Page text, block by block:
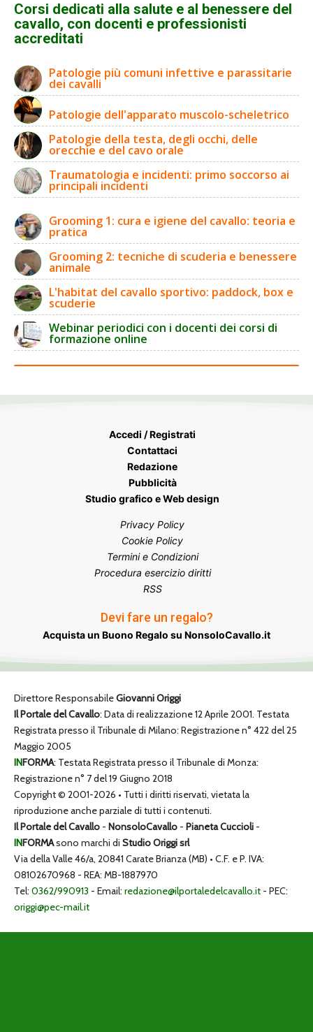
Corsi dedicati alla salute e al benessere del
cavallo, con docenti e professionisti
accreditati
Patologie più comuni infettive e parassitarie
dei cavalli
Patologie dell'apparato muscolo-scheletrico
Patologie della testa, degli occhi, delle
orecchie e del cavo orale
Traumatologia e incidenti: primo soccorso ai
principali incidenti
Grooming 1: cura e igiene del cavallo: teoria e
pratica
Grooming 2: tecniche di scuderia e benessere
animale
L'habitat del cavallo sportivo: paddock, box e
scuderie
Webinar periodici con i docenti dei corsi di
formazione online
Accedi / Registrati
Contattaci
Redazione
Pubblicità
Studio grafico e Web design
Privacy Policy
Cookie Policy
Termini e Condizioni
Procedura esercizio diritti
RSS
Devi fare un regalo?
Acquista un Buono Regalo su NonsoloCavallo.it
Direttore ResponsabileGiovanni Origgi
Il Portale del Cavallo: Data di realizzazione 12 Aprile 2001. Testata
Registrata presso il Tribunale di Milano: Registrazione n° 422 del 25
Maggio 2005
INFORMA: Testata Registrata presso il Tribunale di Monza:
Registrazione n° 7 del 19 Giugno 2018
Copyright © 2001-2026 • Tutti i diritti riservati, vietata la
riproduzione anche parziale di tutti i contenuti.
Il Portale del Cavallo - NonsoloCavallo - Pianeta Cuccioli -
INFORMAsono marchi di Studio Origgi srl
Via della Valle 46/a, 20841 Carate Brianza (MB) • C.F. e P. IVA:
08102670968 - REA: MB-1887970
Tel: 0362/990913 - Email: redazione@ilportaledelcavallo.it - PEC:
origgi@pec-mail.it